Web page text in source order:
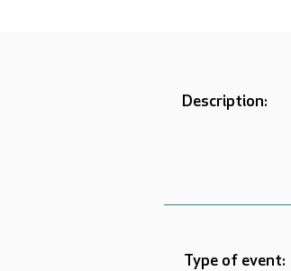
Description:
Type of event: